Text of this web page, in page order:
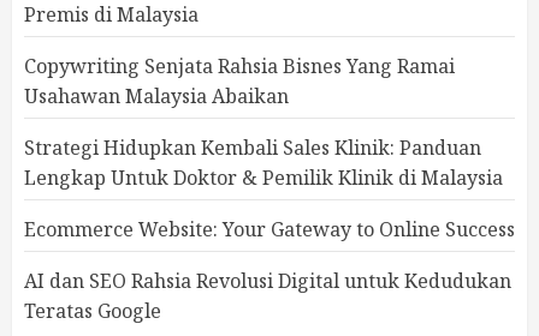
Premis di Malaysia
Copywriting Senjata Rahsia Bisnes Yang Ramai
Usahawan Malaysia Abaikan
Strategi Hidupkan Kembali Sales Klinik: Panduan
Lengkap Untuk Doktor & Pemilik Klinik di Malaysia
Ecommerce Website: Your Gateway to Online Success
AI dan SEO Rahsia Revolusi Digital untuk Kedudukan
Teratas Google